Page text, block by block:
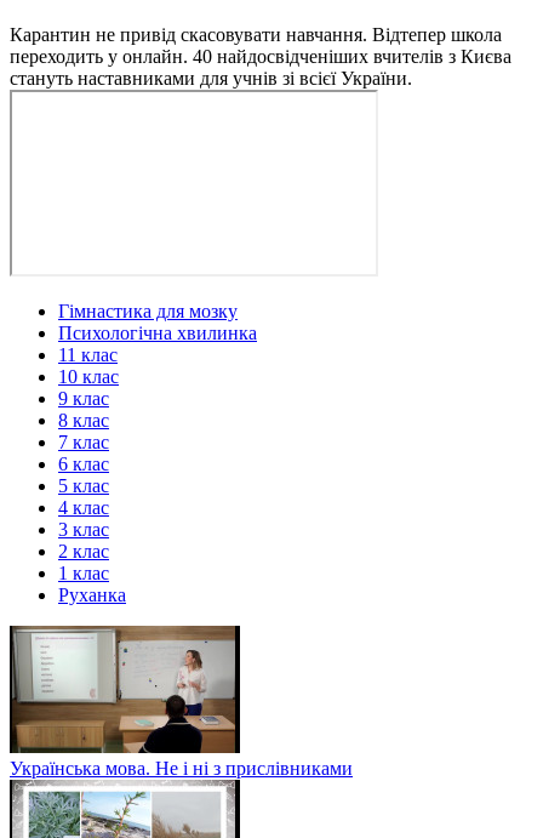
Карантин не привід скасовувати навчання. Відтепер школа
переходить у онлайн. 40 найдосвідченіших вчителів з Києва
стануть наставниками для учнів зі всієї України.
Гімнастика для мозку
Психологічна хвилинка
11 клас
10 клас
9 клас
8 клас
7 клас
6 клас
5 клас
4 клас
3 клас
2 клас
1 клас
Руханка
Українська мова. Не і ні з прислівниками